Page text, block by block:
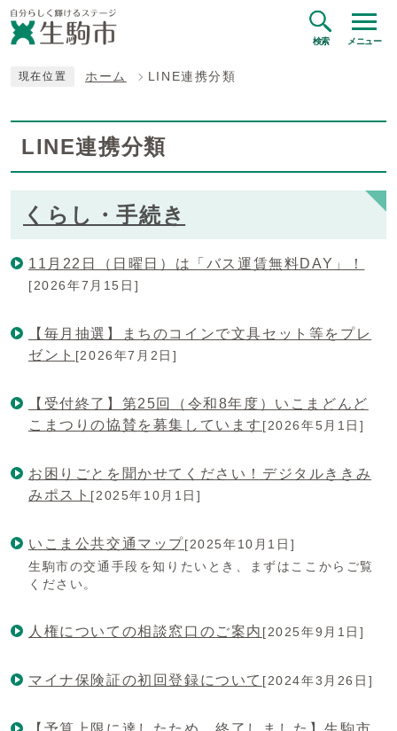
検索 メニュー
現在位置 ホーム LINE連携分類
LINE連携分類
くらし・手続き
11月22日（日曜日）は「バス運賃無料DAY」！
[2026年7月15日]
【毎月抽選】まちのコインで文具セット等をプレ
ゼント [2026年7月2日]
【受付終了】第25回（令和8年度）いこまどんど
こまつりの協賛を募集しています [2026年5月1日]
お困りごとを聞かせてください！デジタルききみ
みポスト [2025年10月1日]
いこま公共交通マップ[2025年10月1日]
生駒市の交通手段を知りたいとき、まずはここからご覧
ください。
人権についての相談窓口のご案内 [2025年9月1日]
マイナ保険証の初回登録について [2024年3月26日]